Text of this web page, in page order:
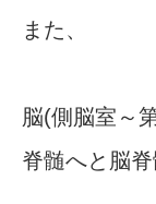
また、
脳(側脳室～
脊髄へと脳